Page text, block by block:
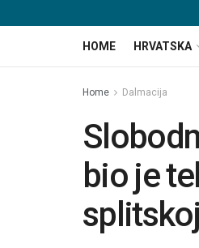
HOME HRVATSKA
Home Dalmacija
bio je